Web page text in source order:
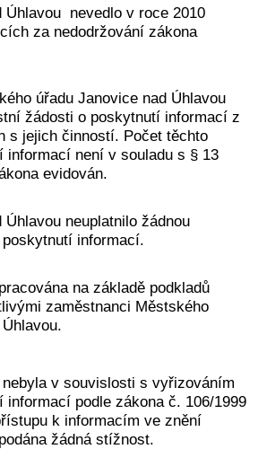
Úhlavou nevedlo v roce 2010
za nedodržování zákona
úřadu Janovice nad Úhlavou
žádosti o poskytnutí informací z
s jejich činností. Počet těchto
informací není v souladu s § 13
evidován.
neuplatnilo žádnou
informací.
na základě podkladů
zaměstnanci Městského
v souvislosti s vyřizováním
podle zákona č. 106/1999
k informacím ve znění
žádná stížnost.